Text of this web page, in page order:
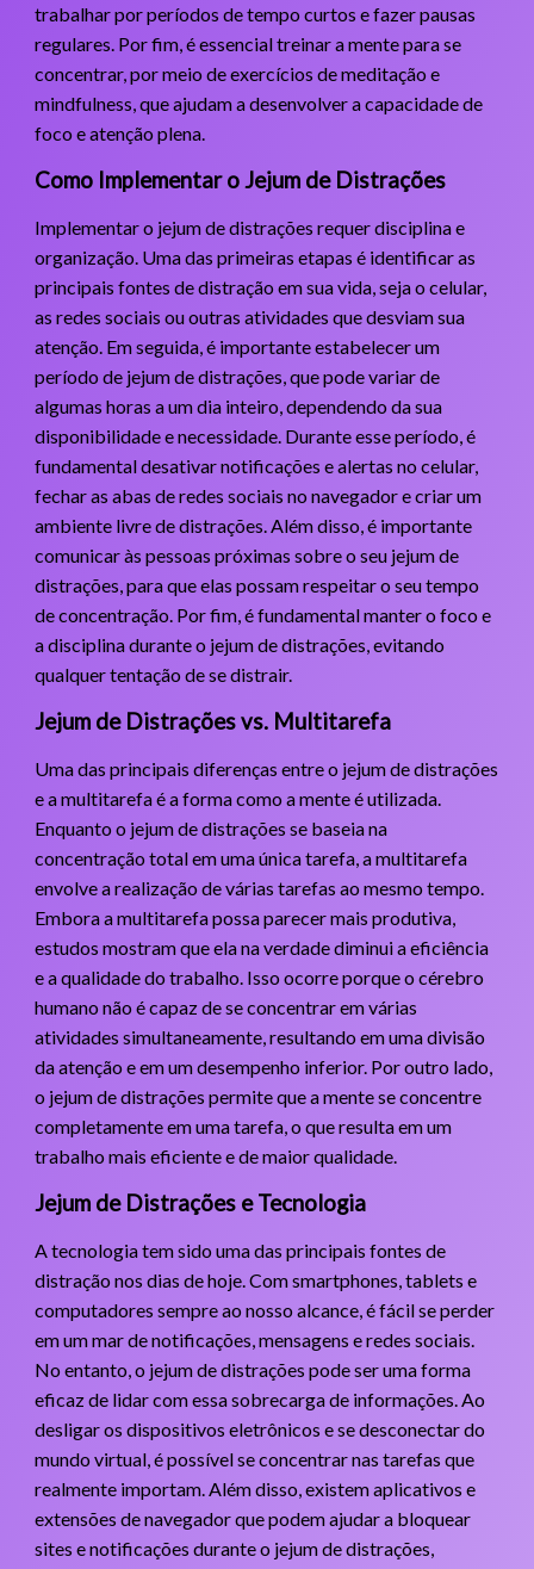
trabalhar por períodos de tempo curtos e fazer pausas
regulares. Por fim, é essencial treinar a mente para se
concentrar, por meio de exercícios de meditação e
mindfulness, que ajudam a desenvolver a capacidade de
foco e atenção plena.
Como Implementar o Jejum de Distrações
Implementar o jejum de distrações requer disciplina e
organização. Uma das primeiras etapas é identificar as
principais fontes de distração em sua vida, seja o celular,
as redes sociais ou outras atividades que desviam sua
atenção. Em seguida, é importante estabelecer um
período de jejum de distrações, que pode variar de
algumas horas a um dia inteiro, dependendo da sua
disponibilidade e necessidade. Durante esse período, é
fundamental desativar notificações e alertas no celular,
fechar as abas de redes sociais no navegador e criar um
ambiente livre de distrações. Além disso, é importante
comunicar às pessoas próximas sobre o seu jejum de
distrações, para que elas possam respeitar o seu tempo
de concentração. Por fim, é fundamental manter o foco e
a disciplina durante o jejum de distrações, evitando
qualquer tentação de se distrair.
Jejum de Distrações vs. Multitarefa
Uma das principais diferenças entre o jejum de distrações
e a multitarefa é a forma como a mente é utilizada.
Enquanto o jejum de distrações se baseia na
concentração total em uma única tarefa, a multitarefa
envolve a realização de várias tarefas ao mesmo tempo.
Embora a multitarefa possa parecer mais produtiva,
estudos mostram que ela na verdade diminui a eficiência
e a qualidade do trabalho. Isso ocorre porque o cérebro
humano não é capaz de se concentrar em várias
atividades simultaneamente, resultando em uma divisão
da atenção e em um desempenho inferior. Por outro lado,
o jejum de distrações permite que a mente se concentre
completamente em uma tarefa, o que resulta em um
trabalho mais eficiente e de maior qualidade.
Jejum de Distrações e Tecnologia
A tecnologia tem sido uma das principais fontes de
distração nos dias de hoje. Com smartphones, tablets e
computadores sempre ao nosso alcance, é fácil se perder
em um mar de notificações, mensagens e redes sociais.
No entanto, o jejum de distrações pode ser uma forma
eficaz de lidar com essa sobrecarga de informações. Ao
desligar os dispositivos eletrônicos e se desconectar do
mundo virtual, é possível se concentrar nas tarefas que
realmente importam. Além disso, existem aplicativos e
extensões de navegador que podem ajudar a bloquear
sites e notificações durante o jejum de distrações,